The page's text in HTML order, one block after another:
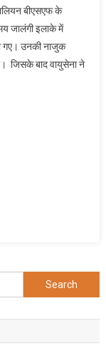
बीएसएफ के
जालंगी इलाके में
गए। उनकी नाजुक
जिसके बाद वायुसेना ने
Search
for: